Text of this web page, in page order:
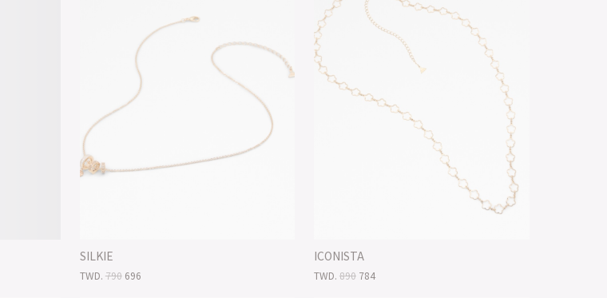
SILKIE
TWD. 790 696
ICONISTA
TWD. 890 784